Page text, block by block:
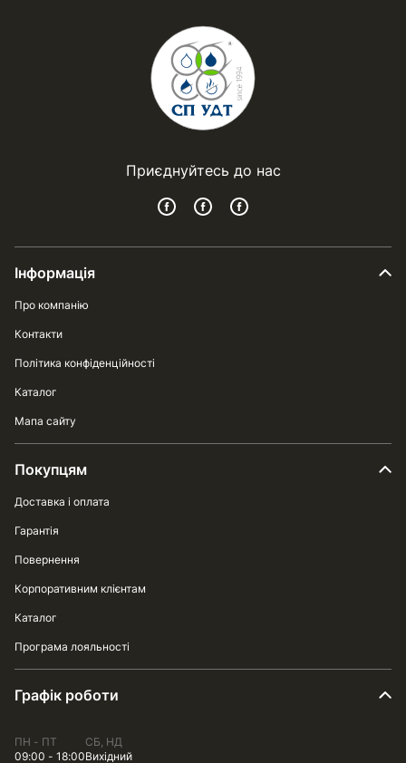
Приєднуйтесь до нас
Інформація
Про компанію
Контакти
Політика конфіденційності
Каталог
Мапа сайту
Покупцям
Доставка і оплата
Гарантія
Повернення
Корпоративним клієнтам
Каталог
Програма лояльності
Графік роботи
ПН - ПТ
09:00 - 18:00
СБ, НД
Вихідний